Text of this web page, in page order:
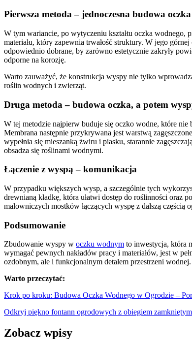
Pierwsza metoda – jednoczesna budowa
W tym wariancie, po wytyczeniu kształtu oczka wodnego,
materiału, który zapewnia trwałość struktury. W jego
odpowiednio dobrane, by zarówno estetycznie zakryły
odporne na korozję.
Warto zauważyć, że konstrukcja wyspy nie tylko
roślin wodnych i zwierząt.
Druga metoda – budowa oczka, a potem
W tej metodzie najpierw buduje się oczko wodne, które nie
Membrana następnie przykrywana jest warstwą
wypełnia się mieszanką żwiru i piasku, starannie
obsadza się roślinami wodnymi.
Łączenie z wyspą – komunikacja
W przypadku większych wysp, a szczególnie tych
drewnianą kładkę, która ułatwi dostęp do roślinności oraz
malowniczych mostków łączących wyspę z dalszą częścią
Podsumowanie
Zbudowanie wyspy w oczku wodnym to inwestycja, która
wymagać pewnych nakładów pracy i materiałów, jest w
ozdobnym, ale i funkcjonalnym detalem przestrzeni wodnej.
Warto przeczytać:
Krok po kroku: Budowa Oczka Wodnego w Ogrodzie –
Odkryj piękno fontann ogrodowych z obiegiem zamkniętym
Zobacz wpisy